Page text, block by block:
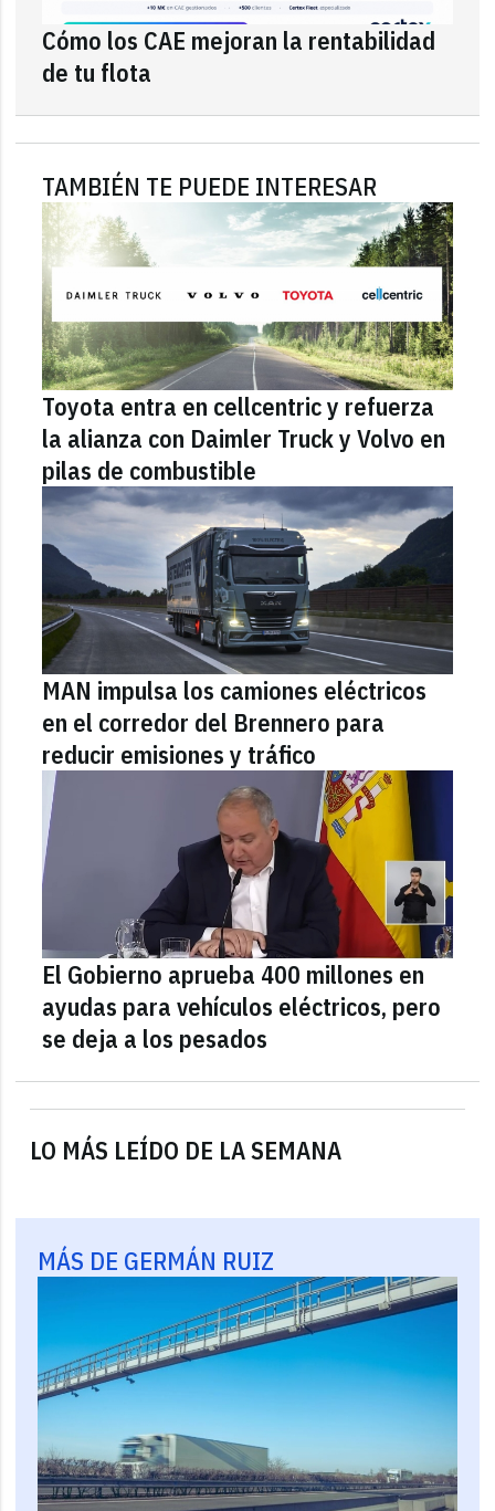
LO MÁS LEÍDO DE LA SEMANA
MÁS DE GERMÁN RUIZ
Cómo los CAE mejoran la rentabilidad
de tu flota
TAMBIÉN TE PUEDE INTERESAR
Toyota entra en cellcentric y refuerza
la alianza con Daimler Truck y Volvo en
pilas de combustible
MAN impulsa los camiones eléctricos
en el corredor del Brennero para
reducir emisiones y tráfico
El Gobierno aprueba 400 millones en
ayudas para vehículos eléctricos, pero
se deja a los pesados